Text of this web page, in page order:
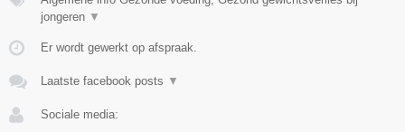
jongeren ▼
Er wordt gewerkt op afspraak.
Laatste facebook posts ▼
Sociale media: